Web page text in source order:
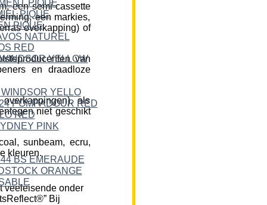
een semi-cassette
een markies,
overkapping) of
van
en draadloze
als
niet geschikt
sunbeam, ecru,
kleuren.
veeleisende onder
Bij